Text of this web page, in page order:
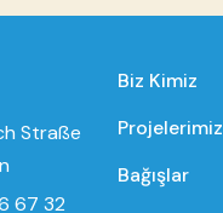
Straße
67 32
Biz Kimiz
Projelerimiz
Bağışlar